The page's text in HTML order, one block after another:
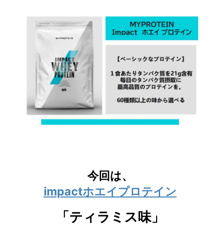
今回は、
impactホエイプロテイン
「ティラミス味」